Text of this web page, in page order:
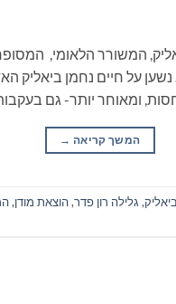
המשורר הלאומי,
על חיים נחמן ביאליק
ומאוחר יותר- גם
המשך קריאה →
ביאליק, גלילה רון פדר,הוצאת מודן,